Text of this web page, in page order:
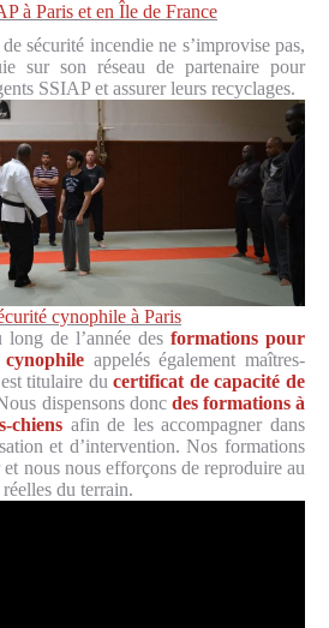
à Paris et en Île de France
sécurité incendie ne s’improvise pas,
sur son réseau de partenaire pour
SSIAP et assurer leurs recyclages.
cynophile à Paris
de l’année des formations pour
appelés également maîtres-
titulaire ducertificat de capacité de
dispensons donc des formations à
chiens afin de les accompagner dans
et d’intervention. Nos formations
nous nous efforçons de reproduire au
du terrain.